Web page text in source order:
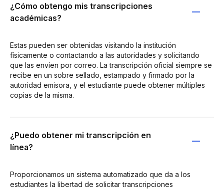
¿Cómo obtengo mis transcripciones
académicas?
Estas pueden ser obtenidas visitando la institución
físicamente o contactando a las autoridades y solicitando
que las envíen por correo. La transcripción oficial siempre se
recibe en un sobre sellado, estampado y firmado por la
autoridad emisora, y el estudiante puede obtener múltiples
copias de la misma.
¿Puedo obtener mi transcripción en
línea?
Proporcionamos un sistema automatizado que da a los
estudiantes la libertad de solicitar transcripciones